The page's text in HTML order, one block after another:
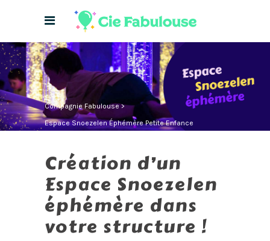
Compagnie Fabulouse>
Espace Snoezelen Éphémère Petite Enfance
Création d’un
Espace Snoezelen
éphémère dans
votre structure !